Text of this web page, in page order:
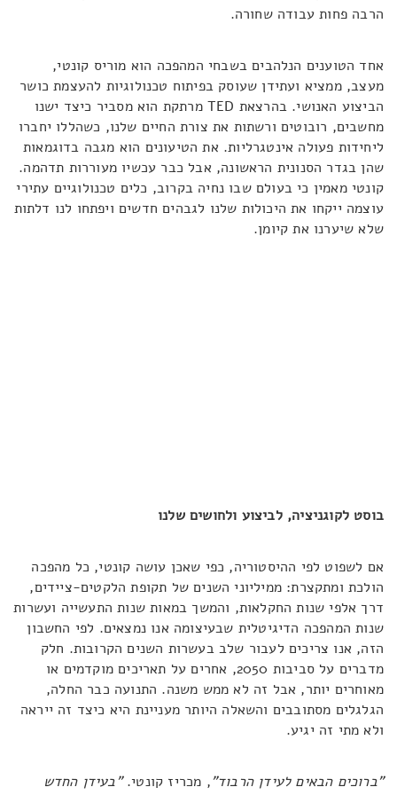
הרבה פחות עבודה שחורה.
אחד הטוענים הנלהבים בשבחי המהפכה הוא מוריס קונטי,
מעצב, ממציא ועתידן שעוסק בפיתוח טכנולוגיות להעצמת כושר
הביצוע האנושי. בהרצאת TED מרתקת הוא מסביר כיצד ישנו
מחשבים, רובוטים ורשתות את צורת החיים שלנו, כשהללו יחברו
ליחידות פעולה אינטגרליות. את הטיעונים הוא מגבה בדוגמאות
שהן בגדר הסנונית הראשונה, אבל כבר עכשיו מעוררות תדהמה.
קונטי מאמין כי בעולם שבו נחיה בקרוב, כלים טכנולוגיים עתירי
עוצמה ייקחו את היכולות שלנו לגבהים חדשים ויפתחו לנו דלתות
שלא שיערנו את קיומן.
בוסט לקוגניציה, לביצוע ולחושים שלנו
אם לשפוט לפי ההיסטוריה, כפי שאכן עושה קונטי, כל מהפכה
הולכת ומתקצרת: ממיליוני השנים של תקופת הלקטים-ציידים,
דרך אלפי שנות החקלאות, והמשך במאות שנות התעשייה ועשרות
שנות המהפכה הדיגיטלית שבעיצומה אנו נמצאים. לפי החשבון
הזה, אנו צריכים לעבור שלב בעשרות השנים הקרובות. חלק
מדברים על סביבות 2050, אחרים על תאריכים מוקדמים או
מאוחרים יותר, אבל זה לא ממש משנה. התנועה כבר החלה,
הגלגלים מסתובבים והשאלה היותר מעניינת היא כיצד זה ייראה
ולא מתי זה יגיע.
"ברוכים הבאים לעידן הרבוד", מכריז קונטי."בעידן החדש